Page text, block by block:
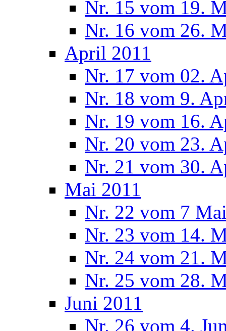
Nr. 15 vom 19.
Nr. 16 vom 26.
April 2011
Nr. 17 vom 02.
Nr. 18 vom 9.
Nr. 19 vom 16.
Nr. 20 vom 23.
Nr. 21 vom 30.
Mai 2011
Nr. 22 vom 7
Nr. 23 vom 14.
Nr. 24 vom 21.
Nr. 25 vom 28.
Juni 2011
Nr. 26 vom 4.